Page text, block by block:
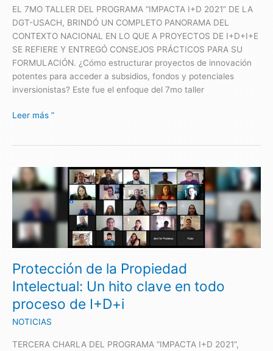
EL 7MO TALLER DEL PROGRAMA “IMPACTA I+D 2021” DE LA
DGT-USACH, BRINDÓ UN COMPLETO PANORAMA DEL
CONTEXTO NACIONAL EN LO QUE A PROYECTOS DE I+D+I+E
SE REFIERE Y ENTREGÓ CONSEJOS PRÁCTICOS PARA SU
FORMULACIÓN. ¿Cómo estructurar proyectos de innovación
potentes para acceder a subsidios, fondos y potenciales
inversionistas? Este fue el enfoque del 7mo taller
Leer más ”
Protección de la Propiedad
Intelectual: Un hito clave en todo
proceso de I+D+i
NOTICIAS
TERCERA CHARLA DEL PROGRAMA “IMPACTA I+D 2021”,
Protección
de
Propiedad
Intelectual:
Un
clave
en
todo
proceso
de